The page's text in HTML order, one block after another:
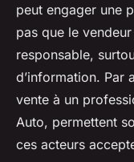
peut engager une
pas que le
responsable,
d’information. Par
vente à un
Auto, permettent
ces acteurs